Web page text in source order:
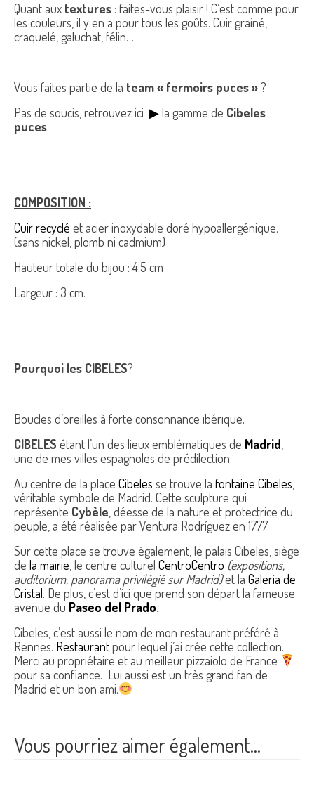
Quant aux textures : faites-vous plaisir ! C’est comme pour
les couleurs, il y en a pour tous les goûts. Cuir grainé,
craquelé, galuchat, félin…
Vous faites partie de la team « fermoirs puces » ?
Pas de soucis, retrouvez ici ▶la gamme de Cibeles
puces.
COMPOSITION :
Cuir recyclé et acier inoxydable doré hypoallergénique.
(sans nickel, plomb ni cadmium)
Hauteur totale du bijou : 4.5 cm
Largeur : 3 cm.
Pourquoi les CIBELES?
Boucles d’oreilles à forte consonnance ibérique.
CIBELES étant l’un des lieux emblématiques de Madrid
une de mes villes espagnoles de prédilection.
Au centre de la place Cibeles se trouve la fontaine Cibeles
véritable symbole de Madrid. Cette sculpture qui
représente Cybèle , déesse de la nature et protectrice du
peuple, a été réalisée par Ventura Rodríguez en 1777.
Sur cette place se trouve également, le palais Cibeles, siège
de la mairie , le centre culturel CentroCentro (expositions,
auditorium, panorama privilégié sur Madrid)et la Galería de
Cristal. De plus, c’est d’ici que prend son départ la fameuse
avenue du Paseo del Prado.
Cibeles, c’est aussi le nom de mon restaurant préféré à
Rennes. Restaurantpour lequel j’ai crée cette collection.
Merci au propriétaire et au meilleur pizzaiolo de France
pour sa confiance…Lui aussi est un très grand fan de
Madrid et un bon ami.
Vous pourriez aimer également…